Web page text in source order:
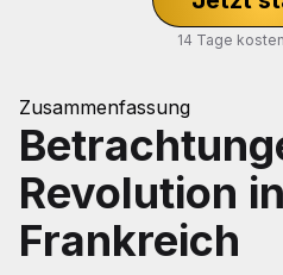
Zusammenfassung
Revolution in
Frankreich
14 Tage